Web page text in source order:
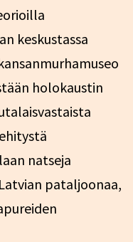
keskustassa
holokaustin
natseja
pataljoonaa,